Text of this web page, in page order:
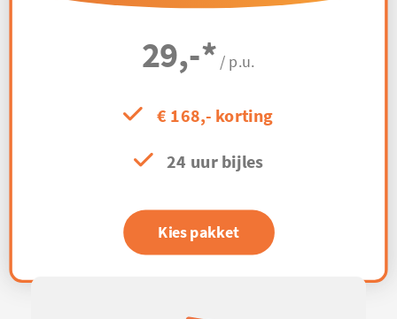
29,-* / p.u.
€ 168,- korting
24 uur bijles
Kies pakket